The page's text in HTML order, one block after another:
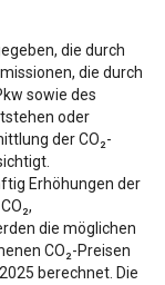
die durch
die durch
sowie des
oder
der CO₂-
Erhöhungen der
die möglichen
CO₂-Preisen
berechnet. Die